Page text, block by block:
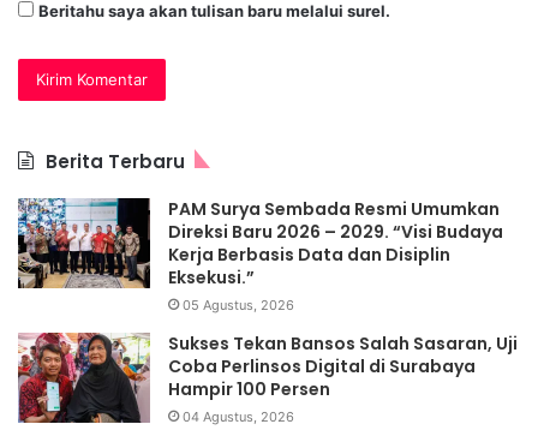
Beritahu saya akan tulisan baru melalui surel.
Berita Terbaru
PAM Surya Sembada Resmi Umumkan
Direksi Baru 2026 – 2029. “Visi Budaya
Kerja Berbasis Data dan Disiplin
Eksekusi.”
05 Agustus, 2026
Sukses Tekan Bansos Salah Sasaran, Uji
Coba Perlinsos Digital di Surabaya
Hampir 100 Persen
04 Agustus, 2026